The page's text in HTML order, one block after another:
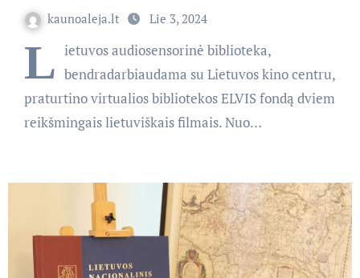
kaunoaleja.lt Lie 3, 2024
L ietuvos audiosensorinė biblioteka,
bendradarbiaudama su Lietuvos kino centru,
praturtino virtualios bibliotekos ELVIS fondą dviem
reikšmingais lietuviškais filmais. Nuo…